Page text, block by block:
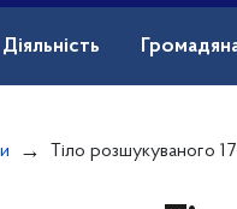
Діяльність
Тіло розшукуваного 17-